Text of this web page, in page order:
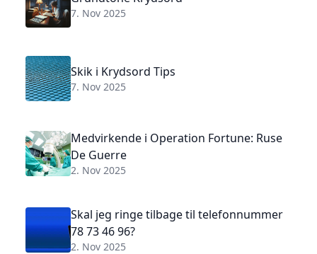
7. Nov 2025
Skik i Krydsord Tips
7. Nov 2025
Medvirkende i Operation Fortune: Ruse
De Guerre
2. Nov 2025
Skal jeg ringe tilbage til telefonnummer
78 73 46 96?
2. Nov 2025